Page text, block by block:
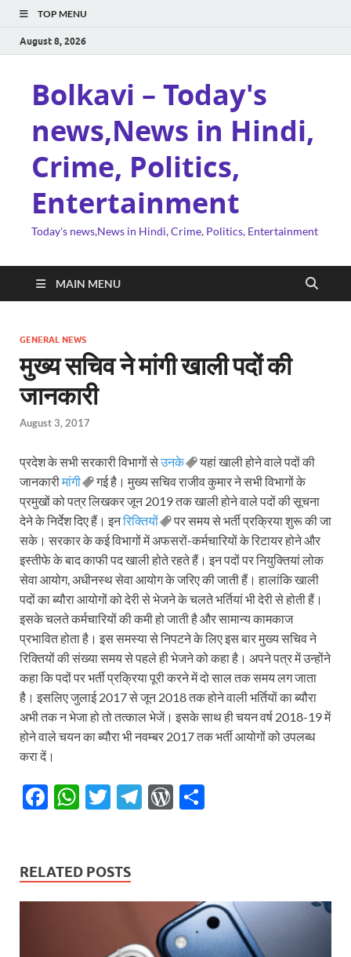
TOP MENU
August 8, 2026
Bolkavi – Today's
news,News in Hindi,
Crime, Politics,
Entertainment
Today's news,News in Hindi, Crime, Politics, Entertainment
MAIN MENU
GENERAL NEWS
मुख्य सचिव ने मांगी खाली पदों की
जानकारी
August 3, 2017
प्रदेश के सभी सरकारी विभागों सेउनके
यहां खाली होने वाले पदों की
जानकारीमांगी
गई है। मुख्य सचिव राजीव कुमार ने सभी विभागों के
प्रमुखों को पत्र लिखकर जून 2019 तक खाली होने वाले पदों की सूचना
देने के निर्देश दिए हैं। इनरिक्तियों
पर समय से भर्ती प्रक्रिया शुरू की जा
सके। सरकार के कई विभागों में अफसरों-कर्मचारियों के रिटायर होने और
इस्तीफे के बाद काफी पद खाली होते रहते हैं। इन पदों पर नियुक्तियां लोक
सेवा आयोग, अधीनस्थ सेवा आयोग के जरिए की जाती हैं। हालांकि खाली
पदों का ब्यौरा आयोगों को देरी से भेजने के चलते भर्तियां भी देरी से होती हैं।
इसके चलते कर्मचारियों की कमी हो जाती है और सामान्य कामकाज
प्रभावित होता है। इस समस्या से निपटने के लिए इस बार मुख्य सचिव ने
रिक्तियों की संख्या समय से पहले ही भेजने को कहा है। अपने पत्र में उन्होंने
कहा कि पदों पर भर्ती प्रक्रिया पूरी करने में दो साल तक समय लग जाता
है। इसलिए जुलाई 2017 से जून 2018 तक होने वाली भर्तियों का ब्यौरा
अभी तक न भेजा हो तो तत्काल भेजें। इसके साथ ही चयन वर्ष 2018-19 में
होने वाले चयन का ब्यौरा भी नवम्बर 2017 तक भर्ती आयोगों को उपलब्ध
करा दें।
F
b
o
W
s
A
T
er
T
a
m
W
re
ss
RELATED POSTS